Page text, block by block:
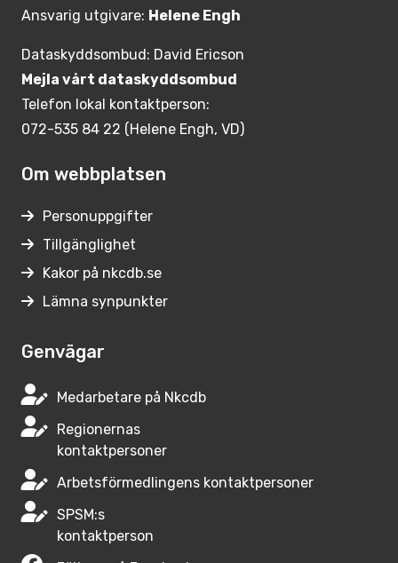
Ansvarig utgivare: Helene Engh
Dataskyddsombud: David Ericson
Mejla vårt dataskyddsombud
Telefon lokal kontaktperson:
072-535 84 22 (Helene Engh, VD)
Om webbplatsen
Personuppgifter
Tillgänglighet
Kakor på nkcdb.se
Lämna synpunkter
Genvägar
Medarbetare på Nkcdb
Regionernas
kontaktpersoner
Arbetsförmedlingens kontaktpersoner
SPSM:s
kontaktperson